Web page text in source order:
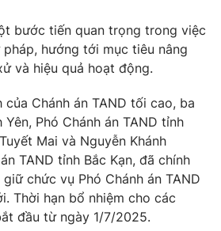
Podcast
Infographic
bước tiến quan trọng trong việc
hướng tới mục tiêu nâng
và hiệu quả hoạt động.
Chánh án TAND tối cao, ba
Phó Chánh án TAND tỉnh
Mai và Nguyễn Khánh
TAND tỉnh Bắc Kạn, đã chính
chức vụ Phó Chánh án TAND
Thời hạn bổ nhiệm cho các
đầu từ ngày 1/7/2025.